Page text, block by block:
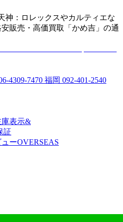
神：ロレックスやカルティエな
販売・高価買取「かめ吉」の通
4309-7470 福岡 092-401-2540
庫表示&
証
ューOVERSEAS